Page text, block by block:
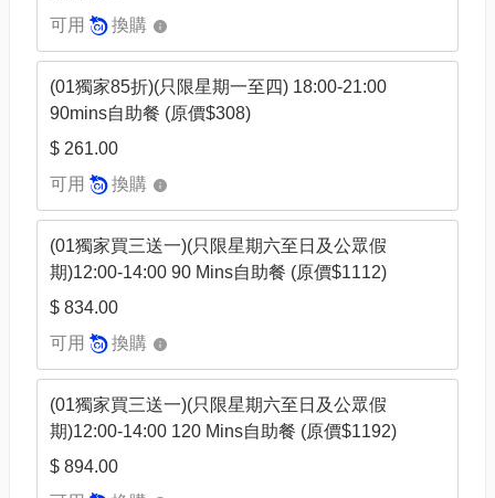
可用
換購
(01獨家85折)(只限星期一至四) 18:00-21:00
90mins自助餐 (原價$308)
$ 261.00
可用
換購
(01獨家買三送一)(只限星期六至日及公眾假
期)12:00-14:00 90 Mins自助餐 (原價$1112)
$ 834.00
可用
換購
(01獨家買三送一)(只限星期六至日及公眾假
期)12:00-14:00 120 Mins自助餐 (原價$1192)
$ 894.00